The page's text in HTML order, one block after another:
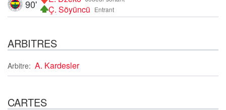
Entrant
Ç. Söyüncü
90'
ARBITRES
Arbitre: A. Kardesler
CARTES